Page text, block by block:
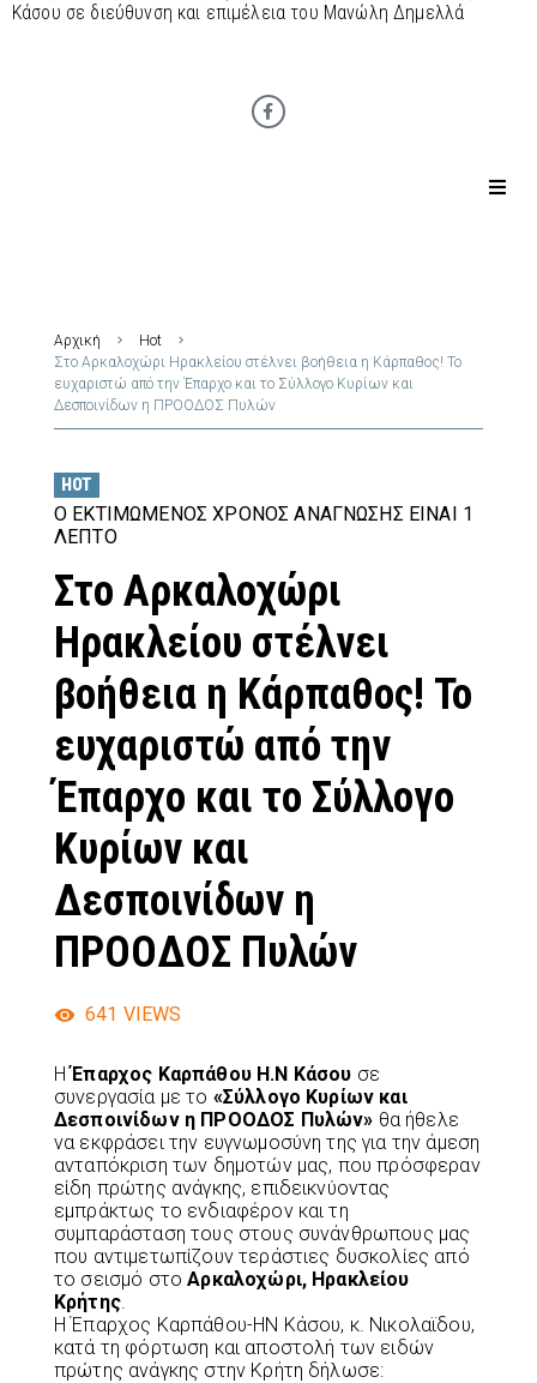
Κάσου σε διεύθυνση και επιμέλεια του Μανώλη Δημελλά
Αρχική
Hot
Στο Αρκαλοχώρι Ηρακλείου στέλνει βοήθεια η Κάρπαθος! Το
ευχαριστώ από την Έπαρχο και το Σύλλογο Κυρίων και
Δεσποινίδων η ΠΡΟΟΔΟΣ Πυλών
HOT
Ο ΕΚΤΙΜΏΜΕΝΟΣ ΧΡΌΝΟΣ ΑΝΆΓΝΩΣΗΣ ΕΊΝΑΙ 1
ΛΕΠΤΌ
Στο Αρκαλοχώρι
Ηρακλείου στέλνει
βοήθεια η Κάρπαθος! Το
ευχαριστώ από την
Έπαρχο και το Σύλλογο
Κυρίων και
Δεσποινίδων η
ΠΡΟΟΔΟΣ Πυλών
641 VIEWS
ΗΈπαρχος Καρπάθου Η.Ν Κάσου σε
συνεργασία με το «Σύλλογο Κυρίων και
Δεσποινίδων η ΠΡΟΟΔΟΣ Πυλών» θα ήθελε
να εκφράσει την ευγνωμοσύνη της για την άμεση
ανταπόκριση των δημοτών μας, που πρόσφεραν
είδη πρώτης ανάγκης, επιδεικνύοντας
εμπράκτως το ενδιαφέρον και τη
συμπαράσταση τους στους συνάνθρωπους μας
που αντιμετωπίζουν τεράστιες δυσκολίες από
το σεισμό στοΑρκαλοχώρι, Ηρακλείου
Κρήτης.
Η Έπαρχος Καρπάθου-ΗΝ Κάσου, κ. Νικολαϊδου,
κατά τη φόρτωση και αποστολή των ειδών
πρώτης ανάγκης στην Κρήτη δήλωσε: